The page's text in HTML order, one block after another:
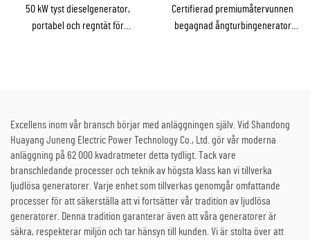
50 kW tyst dieselgenerator,
portabel och regntät för
Certifierad premiumåtervunnen
begagnad ångturbingenerator
Excellens inom vår bransch börjar med anläggningen själv. Vid Shandong
Huayang Juneng Electric Power Technology Co., Ltd. gör vår moderna
anläggning på 62 000 kvadratmeter detta tydligt. Tack vare
branschledande processer och teknik av högsta klass kan vi tillverka
ljudlösa generatorer. Varje enhet som tillverkas genomgår omfattande
processer för att säkerställa att vi fortsätter vår tradition av ljudlösa
generatorer. Denna tradition garanterar även att våra generatorer är
säkra, respekterar miljön och tar hänsyn till kunden. Vi är stolta över att